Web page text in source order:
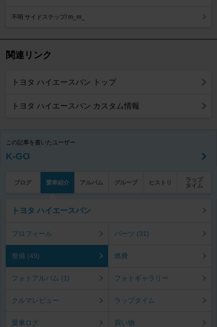
不明 サイドステップ/ m_m_
関連リンク
トヨタ ハイエースバン トップ
トヨタ ハイエースバン カスタム情報
この記事を書いたユーザー
K-GO
ブログ 愛車紹介 アルバム グループ ヒストリ
ラップ
タイム
トヨタ ハイエースバン
プロフィール パーツ (31)
整備 (49) 燃費
フォトアルバム (1) フォトギャラリー
クルマレビュー ラップタイム
愛車ログ 買い物